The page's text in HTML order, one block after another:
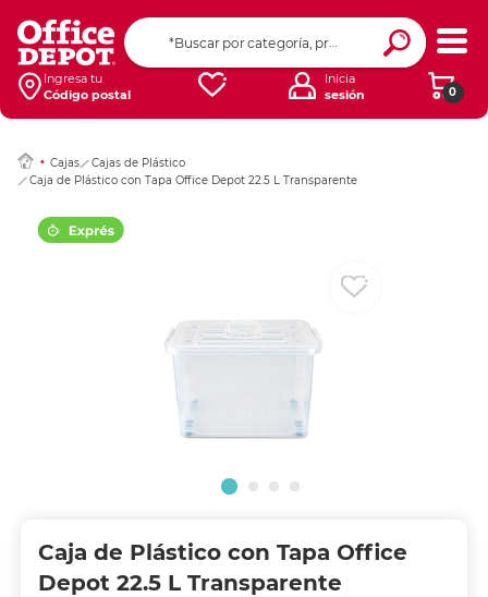
Ingresa tu
Código postal
0
Inicia
sesión
Cajas
Cajas de Plástico
Caja de Plástico con Tapa Office Depot 22.5 L Transparente
Caja de Plástico con Tapa Office
Depot 22.5 L Transparente
Ingresar Codigo